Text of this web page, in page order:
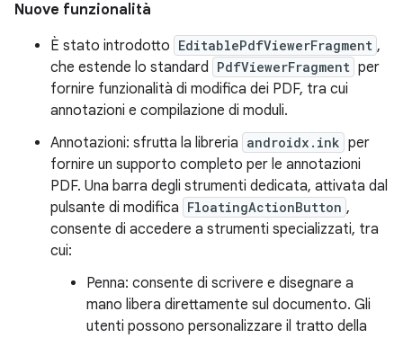
Nuove funzionalità
È stato introdotto EditablePdfViewerFragment ,
che estende lo standard PdfViewerFragment per
fornire funzionalità di modifica dei PDF, tra cui
annotazioni e compilazione di moduli.
Annotazioni: sfrutta la libreria androidx.ink per
fornire un supporto completo per le annotazioni
PDF. Una barra degli strumenti dedicata, attivata dal
pulsante di modifica FloatingActionButton ,
consente di accedere a strumenti specializzati, tra
cui:
Penna: consente di scrivere e disegnare a
mano libera direttamente sul documento. Gli
utenti possono personalizzare il tratto della